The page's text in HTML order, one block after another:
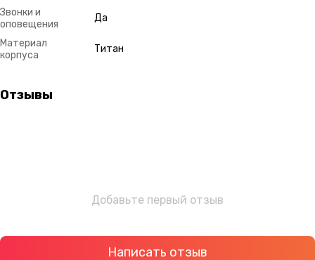
Звонки и
оповещения
Да
Материал
корпуса
Титан
Отзывы
Добавьте первый отзыв
Написать отзыв